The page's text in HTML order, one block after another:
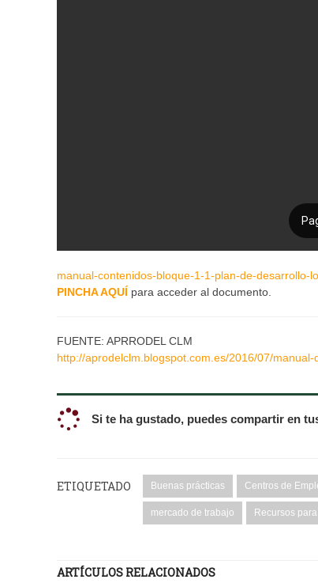
manual-contenidos-bloque-1-1-plan-de-desarrollo-
PINCHA AQUÍ para acceder al documento.
FUENTE: APRRODEL CLM
http://aprodelclm.blogspot.com.es/2016/07/
Si te ha gustado, puedes compartir en
ETIQUETADO Buenas prácticas Centros de
mercado de trabajo Recursos
ARTÍCULOS RELACIONADOS